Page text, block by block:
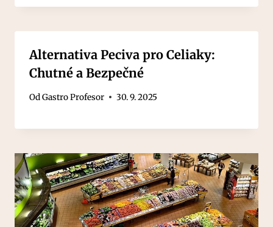
Alternativa Peciva pro Celiaky:
Chutné a Bezpečné
OdGastro Profesor 30. 9. 2025